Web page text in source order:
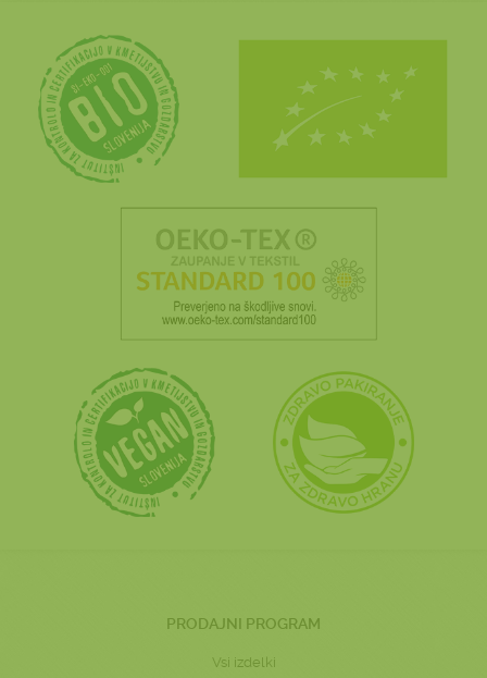
PRODAJNI PROGRAM
Vsi izdelki